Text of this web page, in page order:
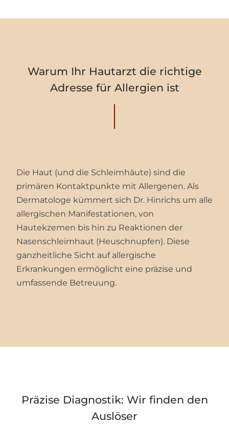
Warum Ihr Hautarzt die richtige
Adresse für Allergien ist
Die Haut (und die Schleimhäute) sind die
primären Kontaktpunkte mit Allergenen. Als
Dermatologe kümmert sich Dr. Hinrichs um alle
allergischen Manifestationen, von
Hautekzemen bis hin zu Reaktionen der
Nasenschleimhaut (Heuschnupfen). Diese
ganzheitliche Sicht auf allergische
Erkrankungen ermöglicht eine präzise und
umfassende Betreuung.
Präzise Diagnostik: Wir finden den
Auslöser